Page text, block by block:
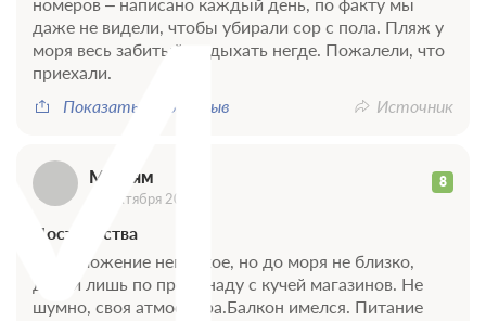
даже не видели, чтобы убирали сор с пола. Пляж у
моря весь забитый, отдыхать негде. Пожалели, что
приехали.
Показать весь отзыв
Источник
Марьям 8
19 октября 2020
Достоинства
Расположение неплохое, но до моря не близко,
дойти лишь по променаду с кучей магазинов. Не
шумно, своя атмосфера.Балкон имелся. Питание